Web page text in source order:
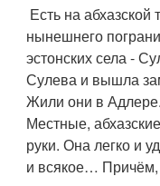
Есть на абхазской
нынешнего
эстонских села -
Сулева и вышла
Жили они в
Местные,
руки. Она легко и
и всякое… Причём,